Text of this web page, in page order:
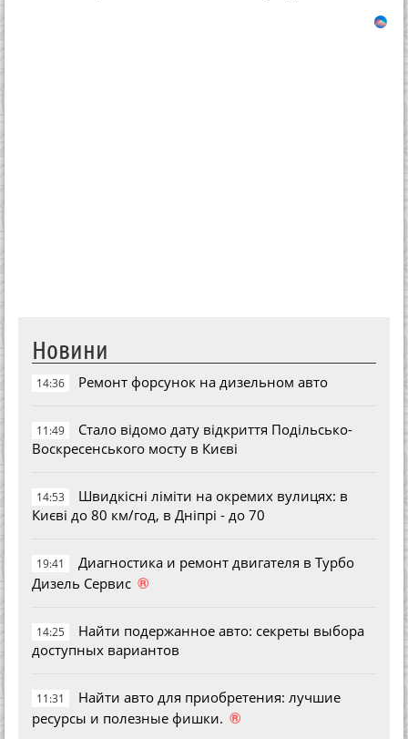
Новини
14:36 Ремонт форсунок на дизельном авто
11:49
Стало відомо дату відкриття Подільсько-
Воскресенського мосту в Києві
14:53
Швидкісні ліміти на окремих вулицях: в
Києві до 80 км/год, в Дніпрі - до 70
19:41
Диагностика и ремонт двигателя в Турбо
Дизель Сервис ®
14:25
Найти подержанное авто: секреты выбора
доступных вариантов
11:31
Найти авто для приобретения: лучшие
ресурсы и полезные фишки. ®